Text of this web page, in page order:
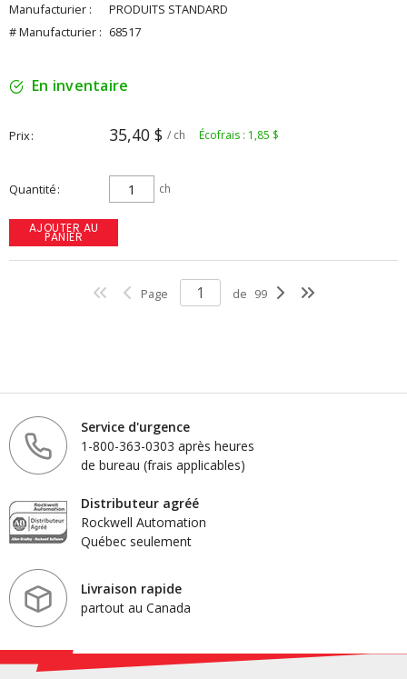
Manufacturier :
PRODUITS STANDARD
# Manufacturier : 68517
En inventaire
Prix 35,40 $ / ch Écofrais : 1,85 $
Quantité ch
AJOUTER AU
PANIER
Page de 99
Service d'urgence
1-800-363-0303 après heures
de bureau (frais applicables)
Distributeur agréé
Rockwell Automation
Québec seulement
Livraison rapide
partout au Canada